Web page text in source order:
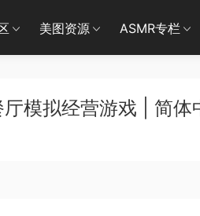
美图资源 ASMR专栏
厅模拟经营游戏 | 简